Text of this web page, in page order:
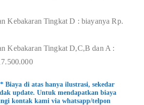
Kebakaran Tingkat D : biayanya Rp.
Kebakaran Tingkat D,C,B dan A :
di atas hanya ilustrasi, sekedar
update. Untuk mendapatkan biaya
kontak kami via whatsapp/telpon